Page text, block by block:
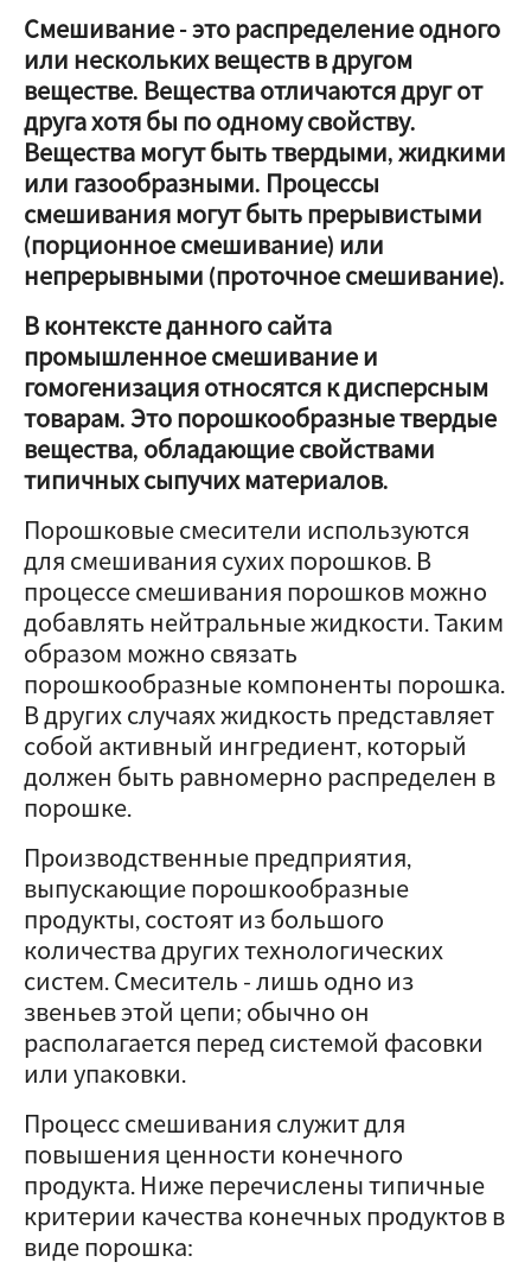
Смешивание - это распределение одного
или нескольких веществ в другом
веществе. Вещества отличаются друг от
друга хотя бы по одному свойству.
Вещества могут быть твердыми, жидкими
или газообразными. Процессы
смешивания могут быть прерывистыми
(порционное смешивание) или
непрерывными (проточное смешивание).
В контексте данного сайта
промышленное смешивание и
гомогенизация относятся к дисперсным
товарам. Это порошкообразные твердые
вещества, обладающие свойствами
типичных сыпучих материалов.
Порошковые смесители используются
для смешивания сухих порошков. В
процессе смешивания порошков можно
добавлять нейтральные жидкости. Таким
образом можно связать
порошкообразные компоненты порошка.
В других случаях жидкость представляет
собой активный ингредиент, который
должен быть равномерно распределен в
порошке.
Производственные предприятия,
выпускающие порошкообразные
продукты, состоят из большого
количества других технологических
систем. Смеситель - лишь одно из
звеньев этой цепи; обычно он
располагается перед системой фасовки
или упаковки.
Процесс смешивания служит для
повышения ценности конечного
продукта. Ниже перечислены типичные
критерии качества конечных продуктов в
виде порошка: